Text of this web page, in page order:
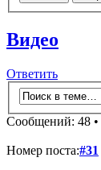
Видео
Ответить
Сообщений: 48 •
Номер поста:#31